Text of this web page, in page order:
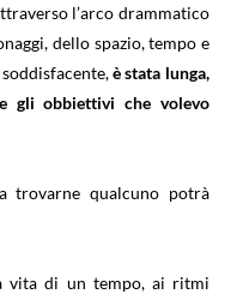
l’arco drammatico
dello spazio, tempo e
è stata lunga,
gli obbiettivi che volevo
trovarne qualcuno potrà
vita di un tempo, ai ritmi